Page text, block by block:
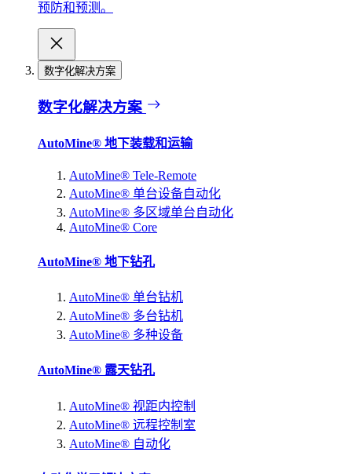
预防和预测。
数字化解决方案
数字化解决方案
AutoMine® 地下装载和运输
AutoMine® Tele-Remote
AutoMine® 单台设备自动化
AutoMine® 多区域单台自动化
AutoMine® Core
AutoMine® 地下钻孔
AutoMine® 单台钻机
AutoMine® 多台钻机
AutoMine® 多种设备
AutoMine® 露天钻孔
AutoMine® 视距内控制
AutoMine® 远程控制室
AutoMine® 自动化